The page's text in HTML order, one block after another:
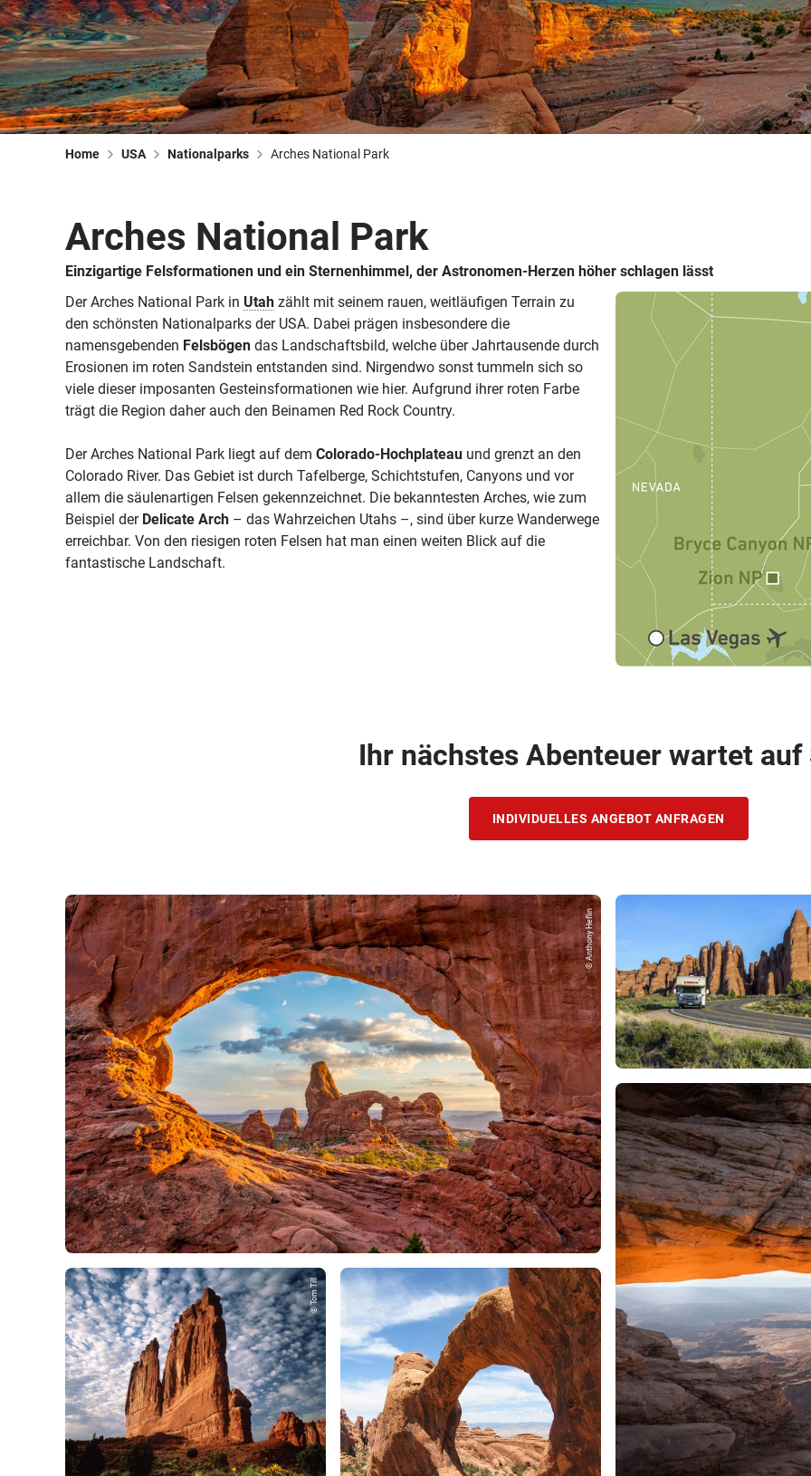
© ShaneMyersPhoto
Busreisen
© Chris Frey
Skireisen
Routen­vorschläge
© Swissmediavision/ ...
CANUSA-Magazin
Reisebüro-Service
Über uns
Home USA Nationalparks Arches National Park
Arches National Park
Einzigartige Felsformationen und ein Sternenhimmel, der Astronomen-Herzen höher schlagen lässt
Der Arches National Park in Utah zählt mit seinem rauen, weitläufigen Terrain zu
den schönsten Nationalparks der USA. Dabei prägen insbesondere die
namensgebenden Felsbögen das Landschaftsbild, welche über Jahrtausende durch
Erosionen im roten Sandstein entstanden sind. Nirgendwo sonst tummeln sich so
viele dieser imposanten Gesteinsformationen wie hier. Aufgrund ihrer roten Farbe
trägt die Region daher auch den Beinamen Red Rock Country.
Der Arches National Park liegt auf dem Colorado-Hochplateau und grenzt an den
Colorado River. Das Gebiet ist durch Tafelberge, Schichtstufen, Canyons und vor
allem die säulenartigen Felsen gekennzeichnet. Die bekanntesten Arches, wie zum
Beispiel der Delicate Arch – das Wahrzeichen Utahs –, sind über kurze Wanderwege
erreichbar. Von den riesigen roten Felsen hat man einen weiten Blick auf die
fantastische Landschaft.
Ihr nächstes Abenteuer wartet auf
INDIVIDUELLES ANGEBOT ANFRAGEN
© Anthony Heflin
© Tom Till